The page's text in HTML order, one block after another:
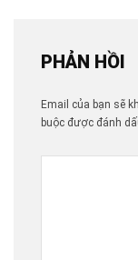
PHẢN HỒI
Email của bạn sẽ
buộc được đánh